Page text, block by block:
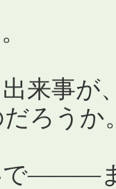
来事が
ろうか
―――ま